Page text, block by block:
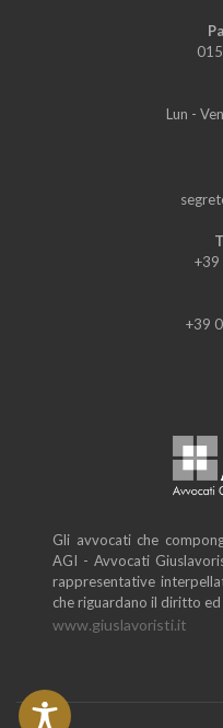
Lun - Ven
+39
+39
Gli avvocati che
AGI - Avvocati
rappresentative
che riguardano il diritto
www.giuslavoristi.it